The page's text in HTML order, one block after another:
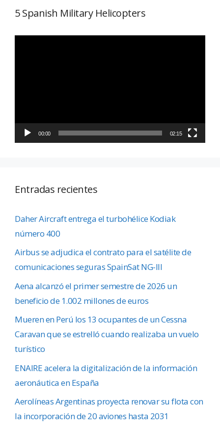
5 Spanish Military Helicopters
00:00 02:15
Entradas recientes
Daher Aircraft entrega el turbohélice Kodiak
número 400
Airbus se adjudica el contrato para el satélite de
comunicaciones seguras SpainSat NG-III
Aena alcanzó el primer semestre de 2026 un
beneficio de 1.002 millones de euros
Mueren en Perú los 13 ocupantes de un Cessna
Caravan que se estrelló cuando realizaba un vuelo
turístico
ENAIRE acelera la digitalización de la información
aeronáutica en España
Aerolíneas Argentinas proyecta renovar su flota con
la incorporación de 20 aviones hasta 2031